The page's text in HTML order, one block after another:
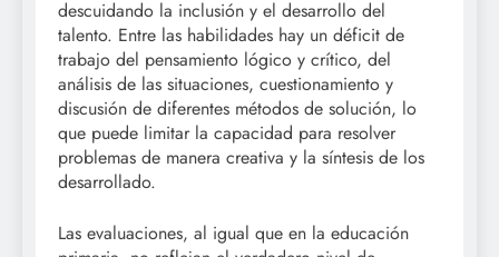
descuidando la inclusión y el desarrollo del
talento. Entre las habilidades hay un déficit de
trabajo del pensamiento lógico y crítico, del
análisis de las situaciones, cuestionamiento y
discusión de diferentes métodos de solución, lo
que puede limitar la capacidad para resolver
problemas de manera creativa y la síntesis de los
desarrollado.
Las evaluaciones, al igual que en la educación